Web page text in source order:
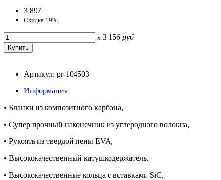
3 897
Скидка 19%
x 3 156 руб
Артикул: pr-104503
Информация
• Бланки из композитного карбона,
• Супер прочный наконечник из углеродного волокна,
• Рукоять из твердой пены EVA,
• Высококачественный катушкодержатель,
• Высококачественные кольца с вставками SiC,